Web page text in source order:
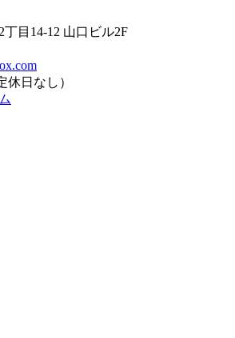
目14-12 山口ビル2F
休日なし）